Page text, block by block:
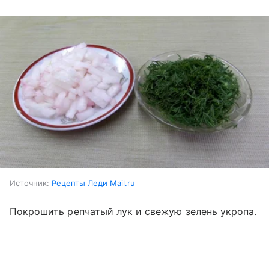
Источник: Рецепты Леди Mail.ru
Покрошить репчатый лук и свежую зелень укропа.